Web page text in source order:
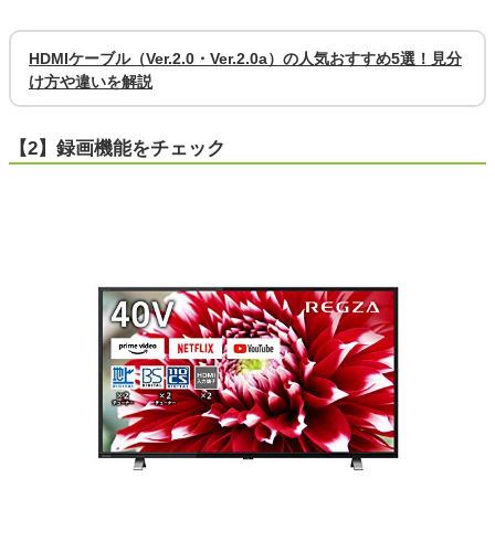
HDMIケーブル（Ver.2.0・Ver.2.0a）の人気おすすめ5選！見分
け方や違いを解説
【2】録画機能をチェック